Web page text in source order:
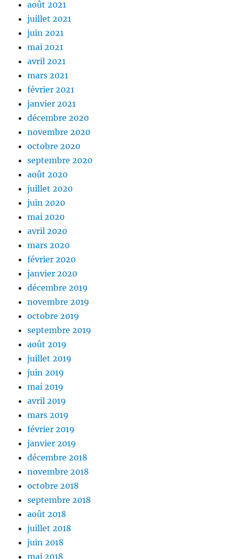
août 2021
juillet 2021
juin 2021
mai 2021
avril 2021
mars 2021
février 2021
janvier 2021
décembre 2020
novembre 2020
octobre 2020
septembre 2020
août 2020
juillet 2020
juin 2020
mai 2020
avril 2020
mars 2020
février 2020
janvier 2020
décembre 2019
novembre 2019
octobre 2019
septembre 2019
août 2019
juillet 2019
juin 2019
mai 2019
avril 2019
mars 2019
février 2019
janvier 2019
décembre 2018
novembre 2018
octobre 2018
septembre 2018
août 2018
juillet 2018
juin 2018
mai 2018